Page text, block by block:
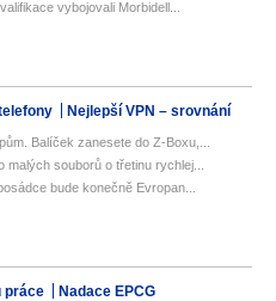
vybojovali Morbidell...
Nejlepší VPN – srovnání
Balíček zanesete do Z-Boxu,...
malých souborů o třetinu rychlej...
bude konečně Evropan...
práce Nadace EPCG